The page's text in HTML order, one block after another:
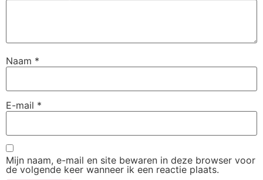
Naam *
E-mail *
Mijn naam, e-mail en site bewaren in deze browser voor
de volgende keer wanneer ik een reactie plaats.